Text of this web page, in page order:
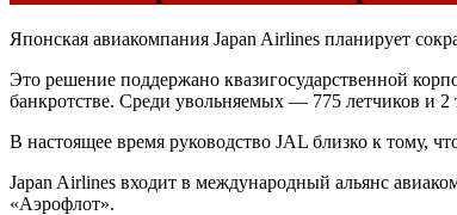
Японская авиакомпания Japan Airlines планирует
Это решение поддержано квазигосударственной
банкротстве. Среди увольняемых — 775 летчиков и 2
В настоящее время руководство JAL близко к тому,
Japan Airlines входит в международный альянс
«Аэрофлот».